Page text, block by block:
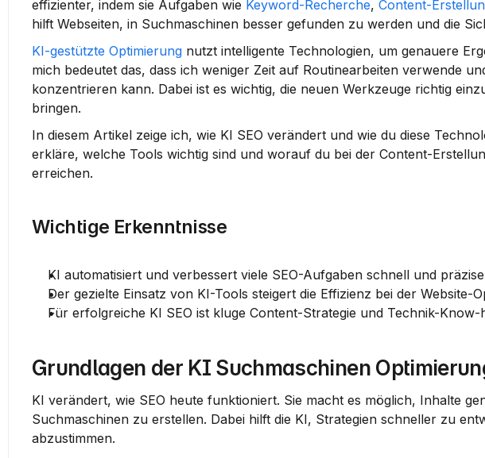
effizienter, indem sie Aufgaben wie Keyword-Recherche, Content-
hilft Webseiten, in Suchmaschinen besser gefunden zu werden und die
KI-gestützte Optimierung nutzt intelligente Technologien, um genauere
mich bedeutet das, dass ich weniger Zeit auf Routinearbeiten verwende
konzentrieren kann. Dabei ist es wichtig, die neuen Werkzeuge richtig
bringen.
In diesem Artikel zeige ich, wie KI SEO verändert und wie du diese
erkläre, welche Tools wichtig sind und worauf du bei der Content-
erreichen.
Wichtige Erkenntnisse
KI automatisiert und verbessert viele SEO-Aufgaben schnell und
Der gezielte Einsatz von KI-Tools steigert die Effizienz bei der Website-
Für erfolgreiche KI SEO ist kluge Content-Strategie und Technik-Know-
Grundlagen der KI Suchmaschinen
KI verändert, wie SEO heute funktioniert. Sie macht es möglich, Inhalte
Suchmaschinen zu erstellen. Dabei hilft die KI, Strategien schneller zu
abzustimmen.